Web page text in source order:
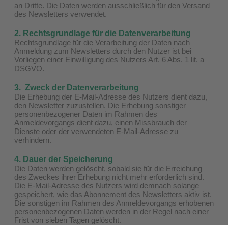
an Dritte. Die Daten werden ausschließlich für den Versand
des Newsletters verwendet.
2. Rechtsgrundlage für die Datenverarbeitung
Rechtsgrundlage für die Verarbeitung der Daten nach
Anmeldung zum Newsletters durch den Nutzer ist bei
Vorliegen einer Einwilligung des Nutzers Art. 6 Abs. 1 lit. a
DSGVO.
3. Zweck der Datenverarbeitung
Die Erhebung der E-Mail-Adresse des Nutzers dient dazu,
den Newsletter zuzustellen. Die Erhebung sonstiger
personenbezogener Daten im Rahmen des
Anmeldevorgangs dient dazu, einen Missbrauch der
Dienste oder der verwendeten E-Mail-Adresse zu
verhindern.
4. Dauer der Speicherung
Die Daten werden gelöscht, sobald sie für die Erreichung
des Zweckes ihrer Erhebung nicht mehr erforderlich sind.
Die E-Mail-Adresse des Nutzers wird demnach solange
gespeichert, wie das Abonnement des Newsletters aktiv ist.
Die sonstigen im Rahmen des Anmeldevorgangs erhobenen
personenbezogenen Daten werden in der Regel nach einer
Frist von sieben Tagen gelöscht.